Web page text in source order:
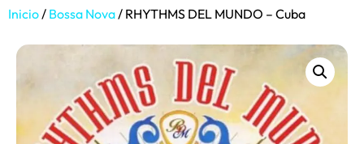
Inicio/ Bossa Nova/ RHYTHMS DEL MUNDO – Cuba